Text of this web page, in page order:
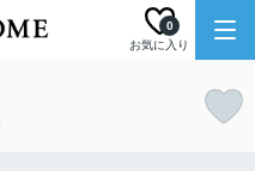
お気に入り
0